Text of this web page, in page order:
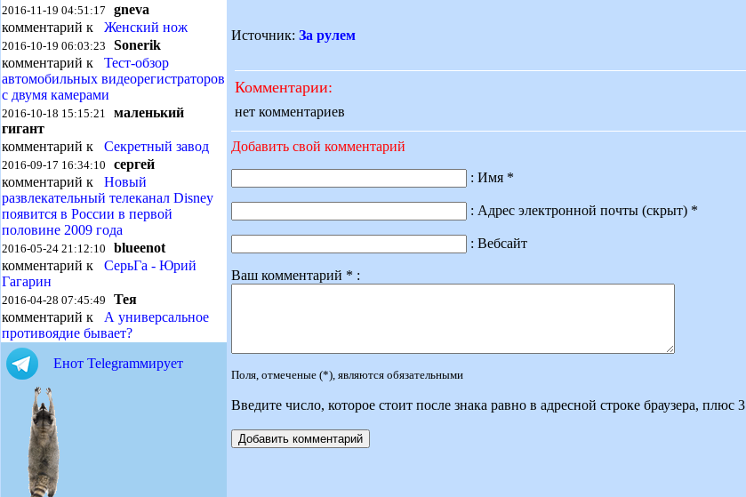
2016-11-19 04:51:17 gneva
комментарий к Женский нож
2016-10-19 06:03:23 Sonerik
комментарий к Тест-обзор
автомобильных видеорегистраторов
с двумя камерами
2016-10-18 15:15:21 маленький
гигант
комментарий к Секретный завод
2016-09-17 16:34:10 сергей
комментарий к Новый
развлекательный телеканал Disney
появится в России в первой
половине 2009 года
2016-05-24 21:12:10 blueenot
комментарий к СерьГа - Юрий
Гагарин
2016-04-28 07:45:49 Тея
комментарий к А универсальное
противоядие бывает?
Енот Telegramмирует
Источник: За рулем
Комментарии:
нет комментариев
Добавить свой комментарий
: Имя *
: Адрес электронной почты (скрыт) *
: Вебсайт
Ваш комментарий * :
Поля, отмеченые (*), являются обязательными
Введите число, которое стоит после знака равно в адресной строке браузера, плюс 3